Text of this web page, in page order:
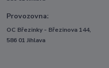
Provozovna:
OC Březinky - Březinova 144,
586 01 Jihlava